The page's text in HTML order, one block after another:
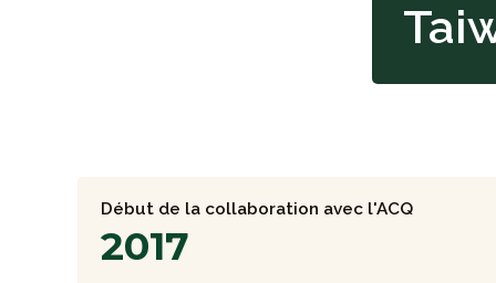
Début de la collaboration avec l'ACQ
2017